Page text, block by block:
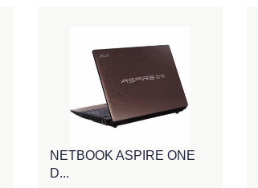
NETBOOK ASPIRE ONE
D...